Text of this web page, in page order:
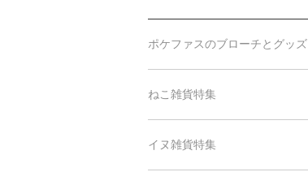
ポケファスのブローチとグッズ
ねこ雑貨特集
イヌ雑貨特集